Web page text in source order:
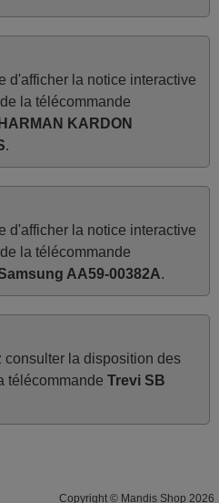
de remplacement pour le
Un avis provisoire avait été
dépassé, néanmoins j'ai
du 3ème jour ouvré,
Concernant la
le produit tient sa
de connaître facilement
l'insertion des 2 piles
FRANCE
Mario,
tres bien, et service rapide
d'afficher la notice interactive
la télécommande
HARMAN KARDON
.
d'afficher la notice interactive
la télécommande
AA59-00382A.
consulter la disposition des
télécommande Trevi SB
Copyright © Mandis Shop 2026